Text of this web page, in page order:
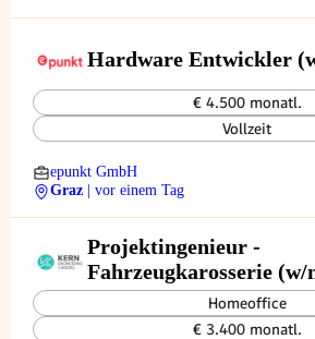
€ 4.500 monatl.
Vollzeit
epunkt GmbH
Graz
| vor einem Tag
Projektingenieur -
Fahrzeugkarosserie (w/
Homeoffice
€ 3.400 monatl.